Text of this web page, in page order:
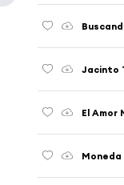
Jacinto
El Amor
Moneda